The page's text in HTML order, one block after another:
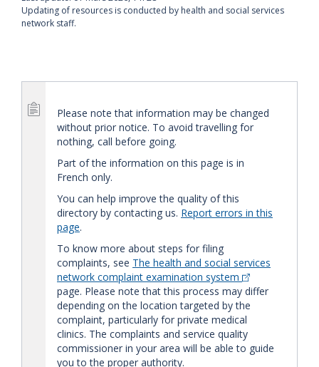
Updating of resources is conducted by health and social services
network staff.
Please note that information may be changed
without prior notice. To avoid travelling for
nothing, call before going.
Part of the information on this page is in
French only.
You can help improve the quality of this
directory by contacting us. Report errors in this
page.
To know more about steps for filing
complaints, see The health and social services
network complaint examination system
page. Please note that this process may differ
depending on the location targeted by the
complaint, particularly for private medical
clinics. The complaints and service quality
commissioner in your area will be able to guide
you to the proper authority.